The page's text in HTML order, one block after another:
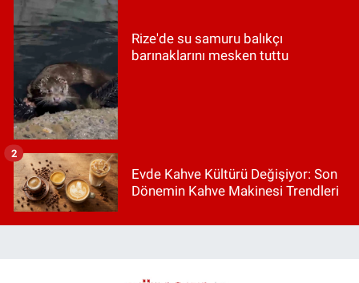
Rize'de su samuru balıkçı
barınaklarını mesken tuttu
Evde Kahve Kültürü Değişiyor: Son
Dönemin Kahve Makinesi Trendleri
2